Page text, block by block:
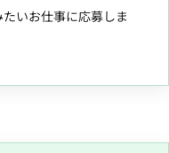
いお仕事に応募しま